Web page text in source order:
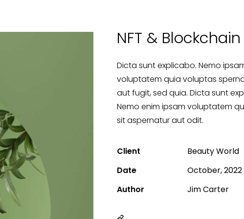
NFT & Blockchain
Dicta sunt explicabo. Nemo
voluptatem quia voluptas
aut fugit, sed quia. Dicta sunt
Nemo enim ipsam voluptatem
sit aspernatur aut odit.
Client
Beauty World
Date
October, 2022
Author
Jim Carter